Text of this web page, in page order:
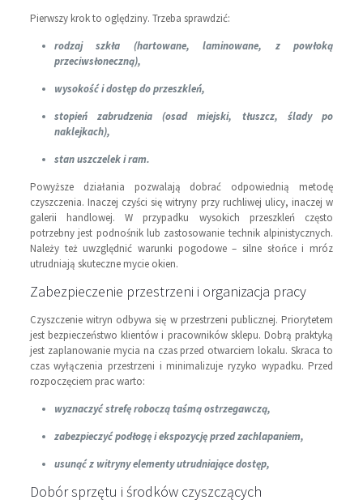
Pierwszy krok to oględziny. Trzeba sprawdzić:
rodzaj szkła (hartowane, laminowane, z powłoką
przeciwsłoneczną),
wysokość i dostęp do przeszkleń,
stopień zabrudzenia (osad miejski, tłuszcz, ślady po
naklejkach),
stan uszczelek i ram.
Powyższe działania pozwalają dobrać odpowiednią metodę
czyszczenia. Inaczej czyści się witryny przy ruchliwej ulicy, inaczej w
galerii handlowej. W przypadku wysokich przeszkleń często
potrzebny jest podnośnik lub zastosowanie technik alpinistycznych.
Należy też uwzględnić warunki pogodowe – silne słońce i mróz
utrudniają skuteczne mycie okien.
Zabezpieczenie przestrzeni i organizacja pracy
Czyszczenie witryn odbywa się w przestrzeni publicznej. Priorytetem
jest bezpieczeństwo klientów i pracowników sklepu. Dobrą praktyką
jest zaplanowanie mycia na czas przed otwarciem lokalu. Skraca to
czas wyłączenia przestrzeni i minimalizuje ryzyko wypadku. Przed
rozpoczęciem prac warto:
wyznaczyć strefę roboczą taśmą ostrzegawczą,
zabezpieczyć podłogę i ekspozycję przed zachlapaniem,
usunąć z witryny elementy utrudniające dostęp,
Dobór sprzętu i środków czyszczących